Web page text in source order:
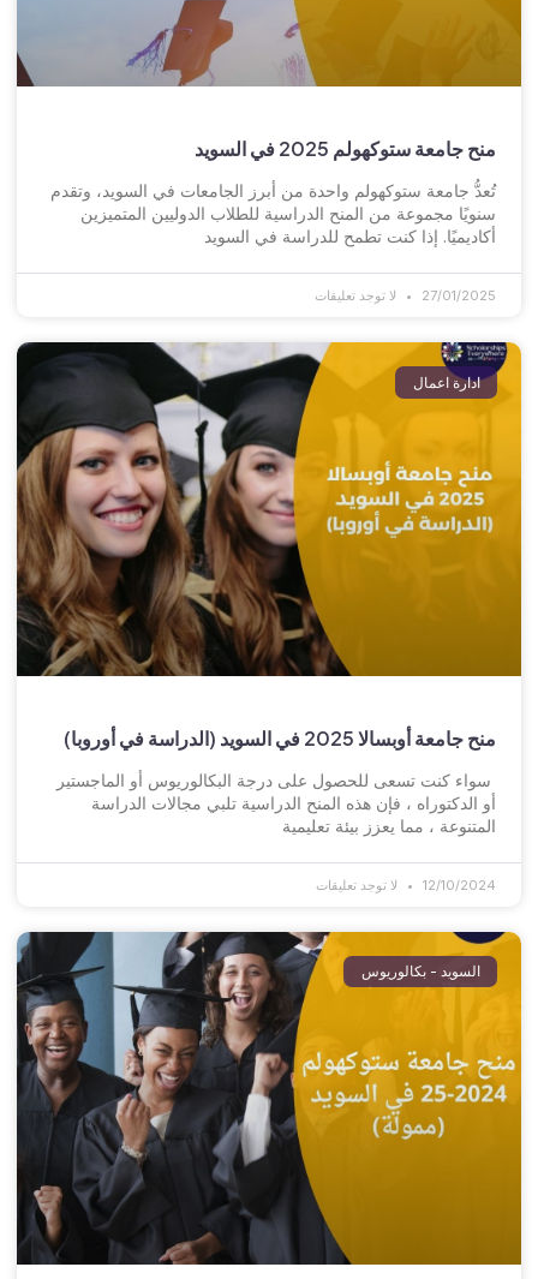
منح جامعة ستوكهولم 2025 في السويد
تُعدُّ جامعة ستوكهولم واحدة من أبرز الجامعات في السويد، وتقدم
سنويًا مجموعة من المنح الدراسية للطلاب الدوليين المتميزين
أكاديميًا. إذا كنت تطمح للدراسة في السويد
27/01/2025 لا توجد تعليقات
ادارة اعمال
منح جامعة أوبسالا 2025 في السويد (الدراسة في أوروبا)
سواء كنت تسعى للحصول على درجة البكالوريوس أو الماجستير
أو الدكتوراه ، فإن هذه المنح الدراسية تلبي مجالات الدراسة
المتنوعة ، مما يعزز بيئة تعليمية
12/10/2024 لا توجد تعليقات
السويد - بكالوريوس